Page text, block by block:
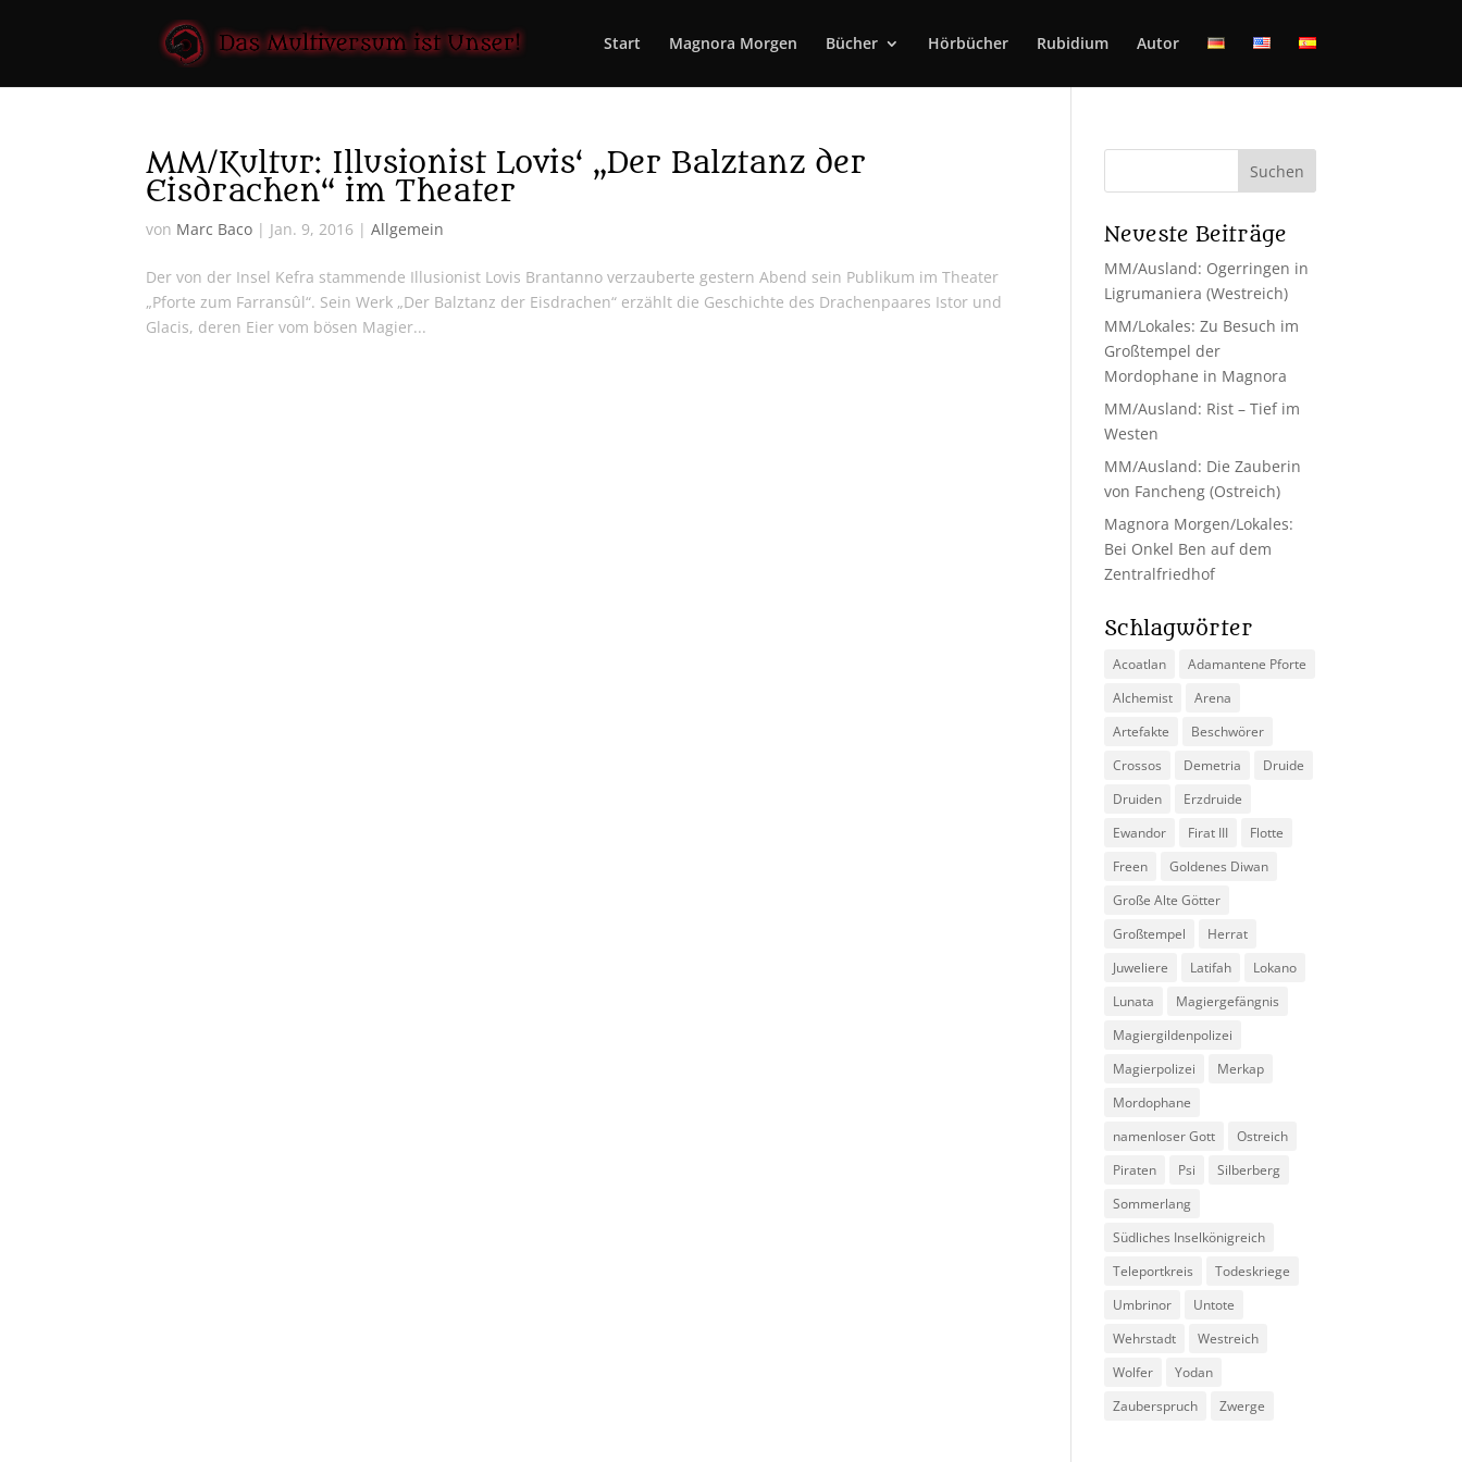
Start Magnora Morgen Bücher Hörbücher Rubidium Autor
MM/Kultur: Illusionist Lovis‘ „Der Balztanz der
Eisdrachen“ im Theater
von Marc Baco | Jan. 9, 2016 |Allgemein
Der von der Insel Kefra stammende Illusionist Lovis Brantanno verzauberte gestern Abend sein Publikum im Theater
„Pforte zum Farransûl“. Sein Werk „Der Balztanz der Eisdrachen“ erzählt die Geschichte des Drachenpaares Istor und
Glacis, deren Eier vom bösen Magier...
Neueste Beiträge
MM/Ausland: Ogerringen in
Ligrumaniera (Westreich)
MM/Lokales: Zu Besuch im
Großtempel der
Mordophane in Magnora
MM/Ausland: Rist – Tief im
Westen
MM/Ausland: Die Zauberin
von Fancheng (Ostreich)
Magnora Morgen/Lokales:
Bei Onkel Ben auf dem
Zentralfriedhof
Schlagwörter
Acoatlan
Adamantene Pforte
Alchemist
Arena
Artefakte
Beschwörer
Crossos
Demetria
Druide
Druiden
Erzdruide
Ewandor
Firat III
Flotte
Freen
Goldenes Diwan
Große Alte Götter
Großtempel
Herrat
Juweliere
Latifah
Lokano
Lunata
Magiergefängnis
Magiergildenpolizei
Magierpolizei
Merkap
Mordophane
namenloser Gott
Ostreich
Piraten
Psi
Silberberg
Sommerlang
Südliches Inselkönigreich
Teleportkreis
Todeskriege
Umbrinor
Untote
Wehrstadt
Westreich
Wolfer
Yodan
Zauberspruch
Zwerge